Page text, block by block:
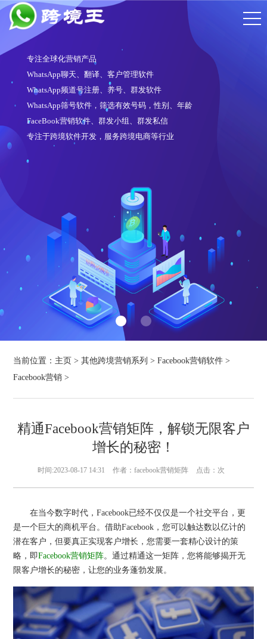
专注全球化营销产品
WhatsApp聊天、翻译、客户管理软件
WhatsApp频道号注册、养号、群发软件
WhatsApp筛号软件，筛选有效号码，性别、年龄
FaceBook营销软件、群发小组、群发私信
专注于跨境软件开发，服务跨境电商等行业
当前位置： 主页 >其他跨境营销系列 >Facebook营销软件 >
Facebook营销 >
精通Facebook营销矩阵，解锁无限客户
增长的秘密！
时间:2023-08-17 14:31 作者：facebook营销矩阵 点击： 次
在当今数字时代，Facebook已经不仅仅是一个社交平台，更
是一个巨大的商机平台。借助Facebook，您可以触达数以亿计的
潜在客户，但要真正实现客户增长，您需要一套精心设计的策
略，即Facebook营销矩阵。通过精通这一矩阵，您将能够揭开无
限客户增长的秘密，让您的业务蓬勃发展。